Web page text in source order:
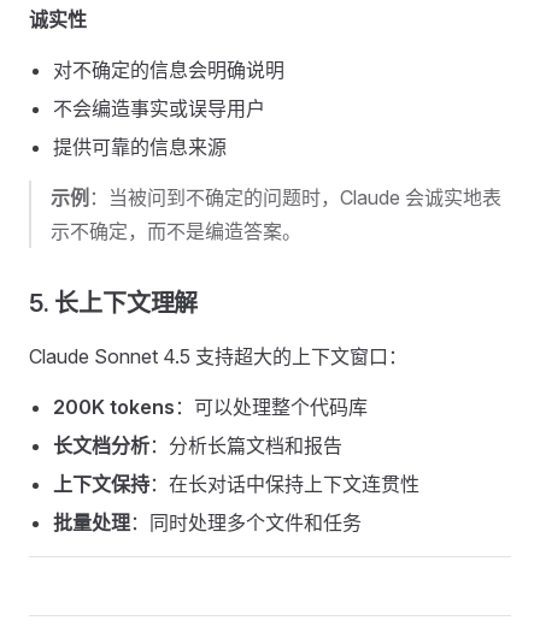
诚实性
对不确定的信息会明确说明
不会编造事实或误导用户
提供可靠的信息来源
示例 ：当被问到不确定的问题时，Claude 会诚实地表
示不确定，而不是编造答案。
5. 长上下文理解
Claude Sonnet 4.5 支持超大的上下文窗口：
200K tokens ：可以处理整个代码库
长文档分析：分析长篇文档和报告
上下文保持：在长对话中保持上下文连贯性
批量处理：同时处理多个文件和任务